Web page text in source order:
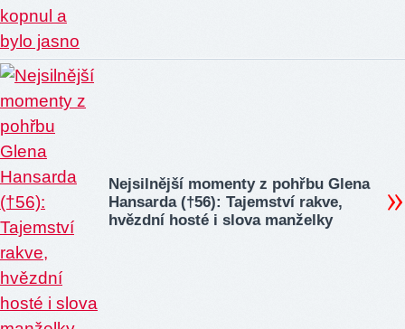
Nejsilnější momenty z pohřbu Glena
Hansarda (†56): Tajemství rakve,
hvězdní hosté i slova manželky